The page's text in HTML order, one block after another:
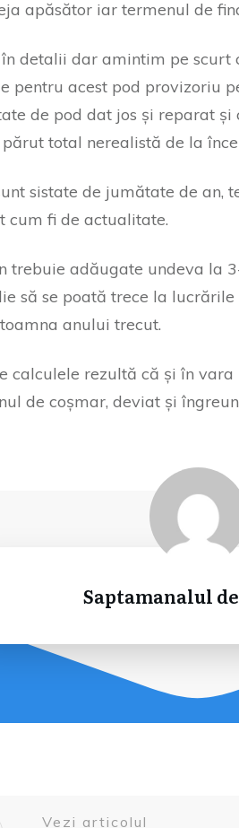
apăsător iar termenul de
detalii dar amintim pe scurt
pentru acest pod provizoriu
de pod dat jos și reparat și
total nerealistă de la
sistate de jumătate de an,
cum fi de actualitate.
trebuie adăugate undeva la
să se poată trece la
anului trecut.
calculele rezultă că și în
de coșmar, deviat și
Saptamanalul
Vezi articolul